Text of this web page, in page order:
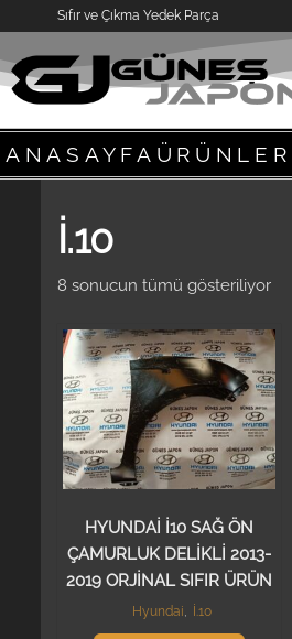
Sıfır ve Çıkma Yedek Parça
ANASAYFA ÜRÜNLER
İ.10
8 sonucun tümü gösteriliyor
HYUNDAİ İ10 SAĞ ÖN
ÇAMURLUK DELİKLİ 2013-
2019 ORJİNAL SIFIR ÜRÜN
Hyundai, İ.10